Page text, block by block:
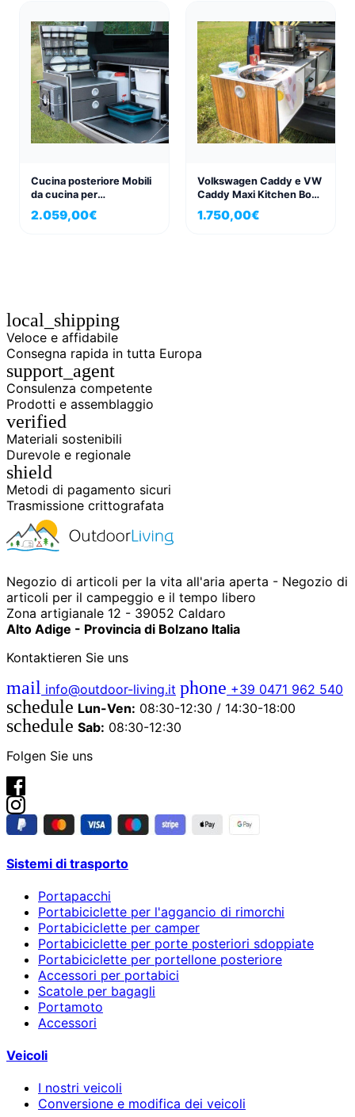
Cucina posteriore Mobili
da cucina per
Volkswagen VWT5,T6
Multivan
2.059,00€
Volkswagen Caddy e VW
Caddy Maxi Kitchen Box
Active
1.750,00€
local_shipping
Veloce e affidabile
Consegna rapida in tutta Europa
support_agent
Consulenza competente
Prodotti e assemblaggio
verified
Materiali sostenibili
Durevole e regionale
shield
Metodi di pagamento sicuri
Trasmissione crittografata
Negozio di articoli per la vita all'aria aperta - Negozio di
articoli per il campeggio e il tempo libero
Zona artigianale 12 - 39052 Caldaro
Alto Adige - Provincia di Bolzano Italia
Kontaktieren Sie uns
mail info@outdoor-living.it phone +39 0471 962 540
schedule Lun-Ven: 08:30-12:30 / 14:30-18:00
schedule Sab: 08:30-12:30
Folgen Sie uns
Sistemi di trasporto
Portapacchi
Portabiciclette per l'aggancio di rimorchi
Portabiciclette per camper
Portabiciclette per porte posteriori sdoppiate
Portabiciclette per portellone posteriore
Accessori per portabici
Scatole per bagagli
Portamoto
Accessori
Veicoli
I nostri veicoli
Conversione e modifica dei veicoli